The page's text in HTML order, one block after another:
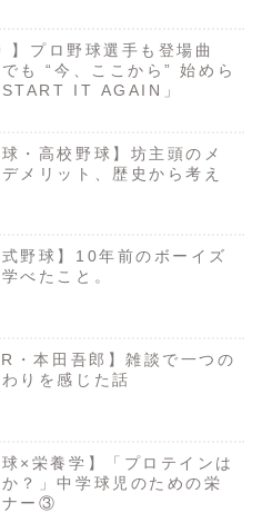
】プロ野球選手も登場曲
から” 始めら
START IT AGAIN」
球・高校野球】坊主頭のメ
メリット、歴史から考え
式野球】10年前のボーイズ
べたこと。
・本田吾郎】雑談で一つの
りを感じた話
球×栄養学】「プロテインは
？」中学球児のための栄
ナー③